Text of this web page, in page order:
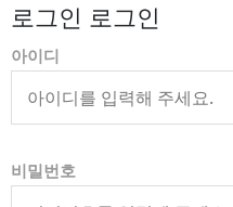
로그인 로그인
아이디
비밀번호